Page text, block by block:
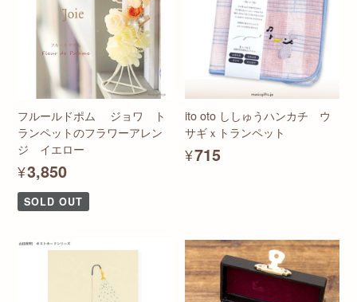
フルールドポム ジョワ ト
ランペットのフラワーアレン
ジ イエロー
¥3,850
SOLD OUT
ito oto ししゅうハンカチ ウ
サギｘトランペット
¥715